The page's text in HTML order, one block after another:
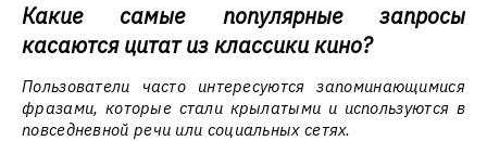
Какие самые популярные запросы
касаются цитат из классики кино?
Пользователи часто интересуются запоминающимися
фразами, которые стали крылатыми и используются в
повседневной речи или социальных сетях.